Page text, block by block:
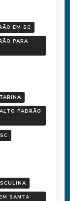
EM SC
PARA
PADRÃO
SANTA